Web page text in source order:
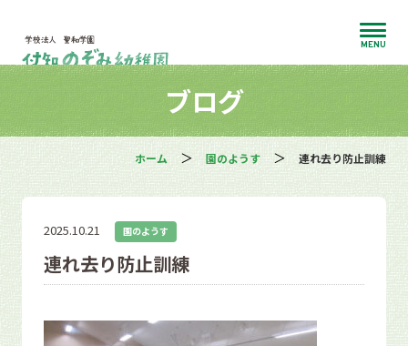
MENU
ブログ
ホーム 園のようす 連れ去り防止訓練
2025.10.21 園のようす
連れ去り防止訓練